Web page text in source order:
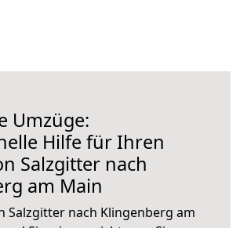
Umzüge:
Hilfe für Ihren
Salzgitter nach
am Main
Salzgitter nach Klingenberg am